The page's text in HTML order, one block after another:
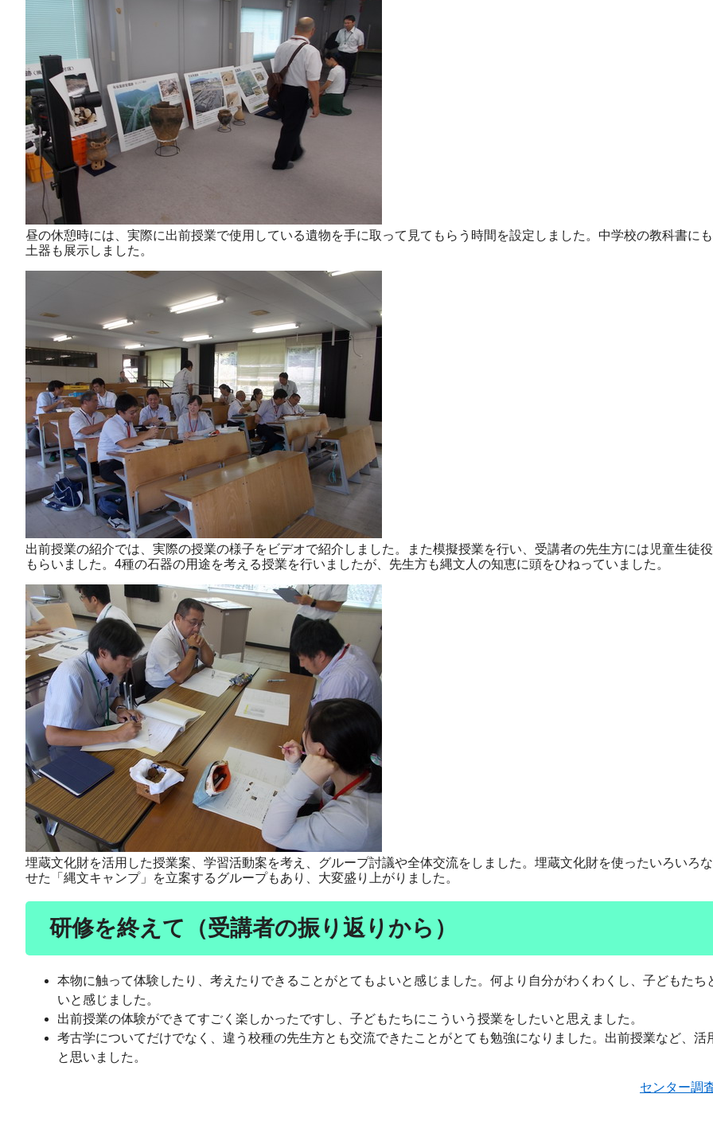
昼の休憩時には、実際に出前授業で使用している遺物を手に取って見てもらう時間を設定しました。中学校の教科書に
土器も展示しました。
出前授業の紹介では、実際の授業の様子をビデオで紹介しました。また模擬授業を行い、受講者の先生方には児童生徒
もらいました。4種の石器の用途を考える授業を行いましたが、先生方も縄文人の知恵に頭をひねっていました。
埋蔵文化財を活用した授業案、学習活動案を考え、グループ討議や全体交流をしました。埋蔵文化財を使ったいろいろ
せた「縄文キャンプ」を立案するグループもあり、大変盛り上がりました。
研修を終えて（受講者の振り返りから）
本物に触って体験したり、考えたりできることがとてもよいと感じました。何より自分がわくわくし、子どもたち
いと感じました。
出前授業の体験ができてすごく楽しかったですし、子どもたちにこういう授業をしたいと思えました。
考古学についてだけでなく、違う校種の先生方とも交流できたことがとても勉強になりました。出前授業など、活
と思いました。
センター調